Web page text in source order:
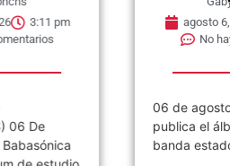
agosto 6, 2026
2:57 pm
No hay comentarios
06 de agosto de 2013, se
publica el álbum debut de la
banda estadounidense de...